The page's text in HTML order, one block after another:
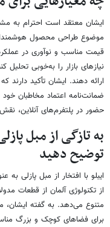
ایشان معتقد است احترام به
موضوع طراحی محصول
قیمت مناسب و نوآوری در
نیازهای بازار را به‌خوبی
ارائه دهند. ایشان تأکید دارند
ضمانت‌نامه اعتماد مخاطبان
حضور در پلتفرم‌های آنلاین،
به تازگی از مبل
توضیح دهید
ایبلو با افتخار از مبل پازلی
از تکنولوژی آلمان از قطعات
متنوع می‌دهد. به گفته ایشان،
برای فضاهای کوچک و بزرگ